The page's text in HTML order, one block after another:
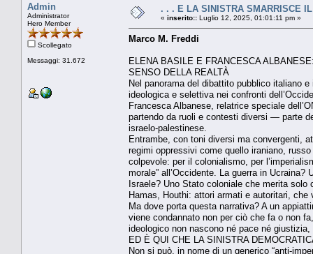
Admin
Administrator
Hero Member
Scollegato
Messaggi: 31.672
. . . E LA SINISTRA SMARRISCE
« inserito:: Luglio 12, 2025, 01:01:11 pm »
Marco M. Freddi
ELENA BASILE E FRANCESCA
SENSO DELLA REALTÀ
Nel panorama del dibattito pubblico italiano
ideologica e selettiva nei confronti
Francesca Albanese, relatrice speciale
partendo da ruoli e contesti diversi — parte
israelo-palestinese.
Entrambe, con toni diversi ma convergenti,
regimi oppressivi come quello iraniano,
colpevole: per il colonialismo, per
morale” all’Occidente. La guerra in
Israele? Uno Stato coloniale che merita solo
Hamas, Houthi: attori armati e autoritari,
Ma dove porta questa narrativa? A un
viene condannato non per ciò che fa o non
ideologico non nascono né pace né
ED È QUI CHE LA SINISTRA
Non si può, in nome di un generico “anti-